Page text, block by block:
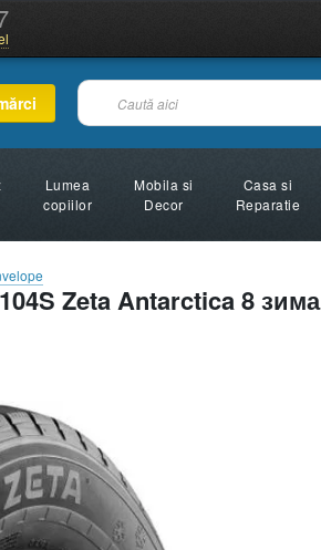
Lumea
copiilor
Mobila si
Decor
Casa si
Reparatie
Zeta Antarctica 8 зима